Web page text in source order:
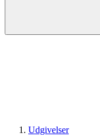
Udgivelser